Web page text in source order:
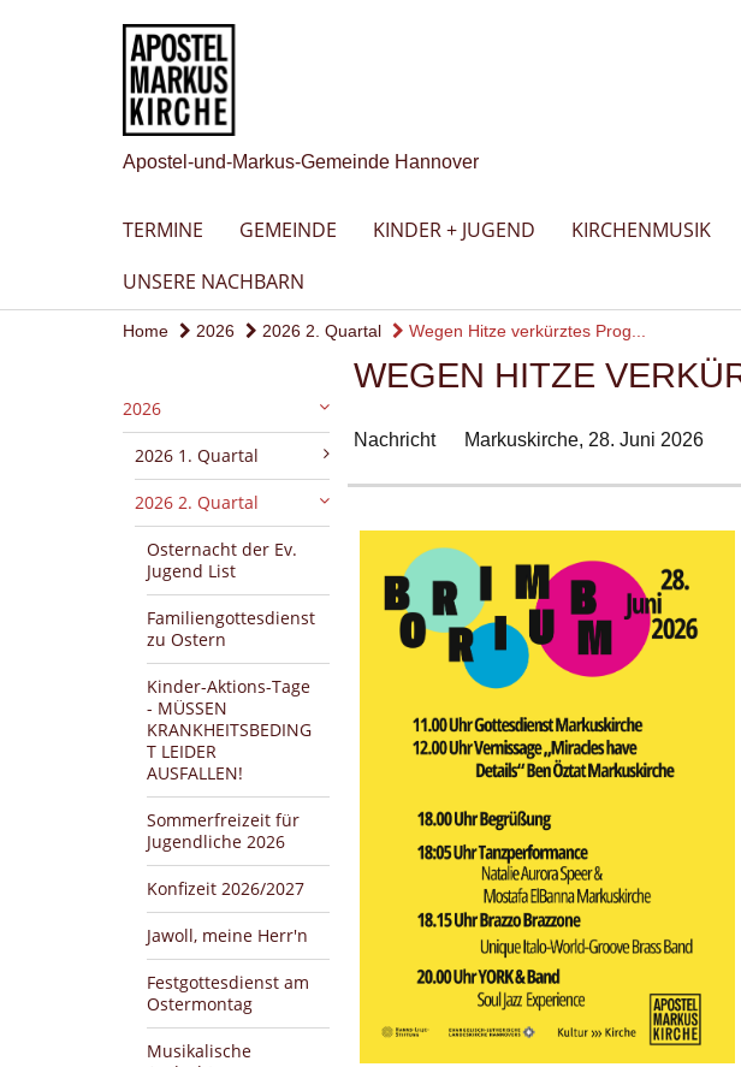
Apostel-und-Markus-Gemeinde Hannover
TERMINE GEMEINDE KINDER + JUGEND KIRCHENMUSIK
UNSERE NACHBARN
Home 2026 2026 2. Quartal Wegen Hitze verkürztes Prog...
2026
2026 1. Quartal
2026 2. Quartal
Osternacht der Ev.
Jugend List
Familiengottesdienst
zu Ostern
Kinder-Aktions-Tage
- MÜSSEN
KRANKHEITSBEDING
T LEIDER
AUSFALLEN!
Sommerfreizeit für
Jugendliche 2026
Konfizeit 2026/2027
Jawoll, meine Herr'n
Festgottesdienst am
Ostermontag
Musikalische
WEGEN HITZE
Nachricht Markuskirche, 28. Juni 2026